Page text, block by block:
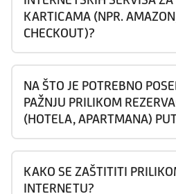
KARTICAMA (NPR.
CHECKOUT)?
NA ŠTO JE POTREBNO
PAŽNJU PRILIKOM
(HOTELA, APARTMANA)
KAKO SE ZAŠTITITI
INTERNETU?